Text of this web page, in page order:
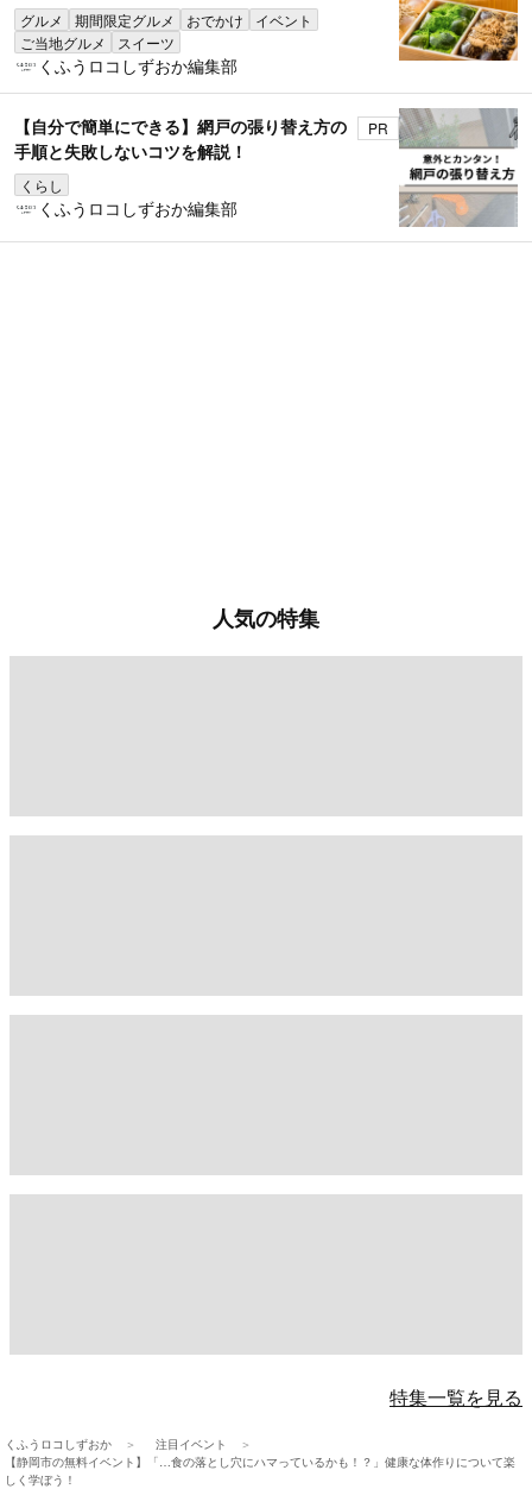
グルメ 期間限定グルメ おでかけ
イベント
ご当地グルメ
スイーツ
くふうロコしずおか編集部
【自分で簡単にできる】網戸の張り替え方の
手順と失敗しないコツを解説！
くらし
PR
くふうロコしずおか編集部
人気の特集
特集一覧を見る
くふうロコしずおか
注目イベント
【静岡市の無料イベント】「…食の落とし穴にハマっているかも！？」健康な体作りについて楽
しく学ぼう！